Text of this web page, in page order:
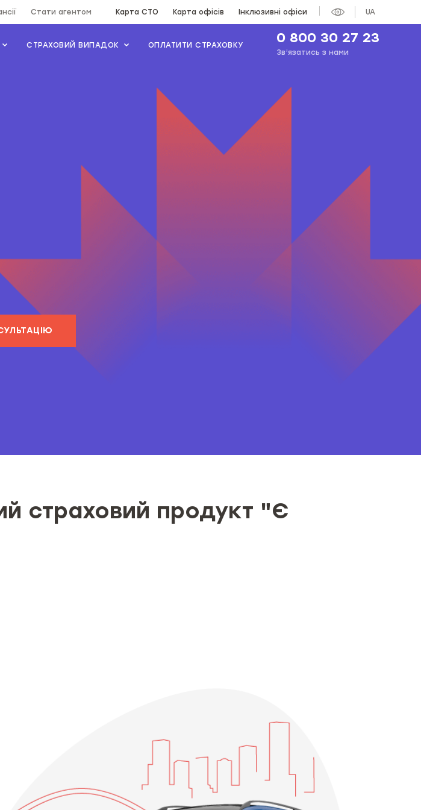
Стати агентом Карта СТО Карта офісів Інклюзивні офіси UA
СТРАХОВИЙ ВИПАДОК ОПЛАТИТИ СТРАХОВКУ 0 800 30 27 23
Зв’язатись з нами
страховий продукт "Є
(за наявності)